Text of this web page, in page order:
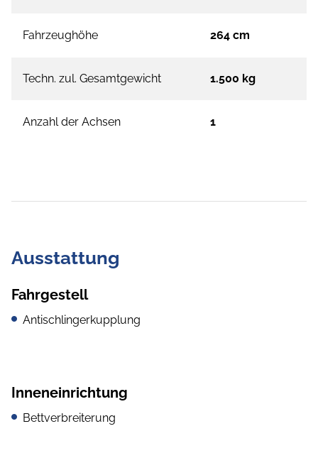
Fahrzeughöhe 264 cm
Techn. zul. Gesamtgewicht 1.500 kg
Anzahl der Achsen 1
Ausstattung
Fahrgestell
Antischlingerkupplung
Inneneinrichtung
Bettverbreiterung